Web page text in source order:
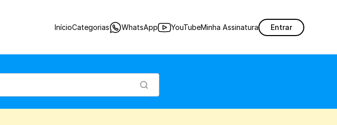
InícioCategorias WhatsApp YouTubeMinha Assinatura Entrar